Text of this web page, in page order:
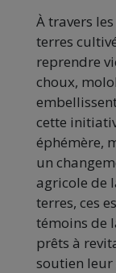
À travers
terres
reprendre
choux,
cette
éphémère,
un
agricole de
terres, ces
témoins de
prêts à
soutien leur